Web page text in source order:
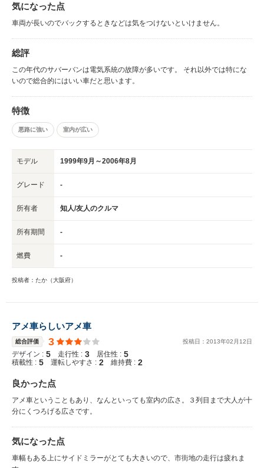
気になった点
車両が長いのでバックするときなどは気をつけないといけません。
総評
この年代のサバーバンは電気系統の故障が多いです。 それ以外では特にな
いので総合的にはいい車だと思います。
特徴
悪路に強い 室内が広い
モデル 1999年9月～2006年8月
グレード -
所有者 知人/友人のクルマ
所有期間 -
燃費 -
投稿者：たか（大阪府）
アメ車らしいアメ車
総合評価 3 投稿日： 2013年02 月 12日
デザイン : 5 走行性 : 3 居住性 : 5
積載性 : 5 運転しやすさ : 2 維持費 : 2
良かった点
アメ車ということもあり、なんといっても室内の広さ。３列目まで大人が十
分にくつろげる広さです。
気になった点
車幅もある上にサイドミラーがとても大きいので、市街地の走行は疲れま